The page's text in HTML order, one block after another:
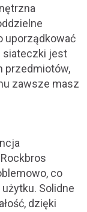
uporządkować
siateczki jest
przedmiotów,
zawsze masz
co
Solidne
dzięki